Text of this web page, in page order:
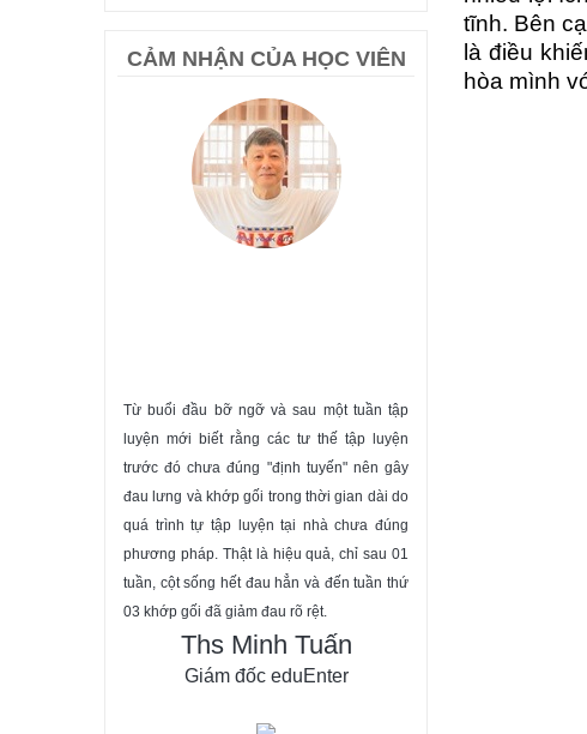
ĐĂNG KÝ
HẠNH PHÚC
Tặng ngay voucher 10% tập
Yoga thường xuyên. Số lượng
có hạn.
ĐĂNG KÝ
CẢM NHẬN CỦA HỌC VIÊN
Từ buổi đầu bỡ ngỡ và sau một tuần tập
luyện mới biết rằng các tư thế tập luyện
trước đó chưa đúng "định tuyến" nên gây
đau lưng và khớp gối trong thời gian dài do
quá trình tự tập luyện tại nhà chưa đúng
phương pháp. Thật là hiệu quả, chỉ sau 01
tuần, cột sống hết đau hẳn và đến tuần thứ
03 khớp gối đã giảm đau rõ rệt.
Ths Minh Tuấn
Giám đốc eduEnter
tĩnh. Bên
là điều
hòa mình